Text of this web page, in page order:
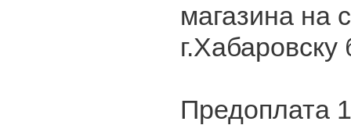
магазина на
г.Хабаровску
Предоплата